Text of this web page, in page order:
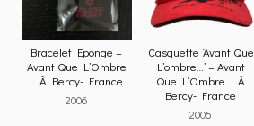
Bracelet Eponge –
Avant Que L’Ombre
… À Bercy- France
2006
Casquette ‘Avant Que
L’ombre…’ – Avant
Que L’Ombre … À
Bercy- France
2006